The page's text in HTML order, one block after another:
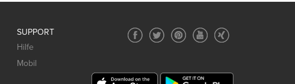
SUPPORT
Hilfe
Mobil